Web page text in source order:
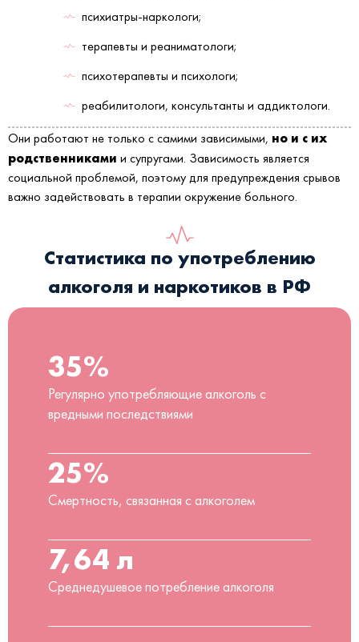
психиатры-наркологи;
терапевты и реаниматологи;
психотерапевты и психологи;
реабилитологи, консультанты и аддиктологи.
Они работают не только с самими зависимыми, но и с их
родственниками и супругами. Зависимость является
социальной проблемой, поэтому для предупреждения срывов
важно задействовать в терапии окружение больного.
Статистика по употреблению
алкоголя и наркотиков в РФ
35%
Регулярно употребляющие алкоголь с
вредными последствиями
25%
Смертность, связанная с алкоголем
7,64 л
Среднедушевое потребление алкоголя